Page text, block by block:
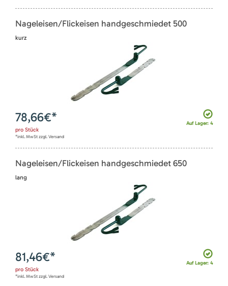
Nageleisen/Flickeisen handgeschmiedet 500
kurz
Auf Lager: 4
78,66€*
pro Stück
*inkl. MwSt zzgl. Versand
Nageleisen/Flickeisen handgeschmiedet 650
lang
Auf Lager: 4
81,46€*
pro Stück
*inkl. MwSt zzgl. Versand